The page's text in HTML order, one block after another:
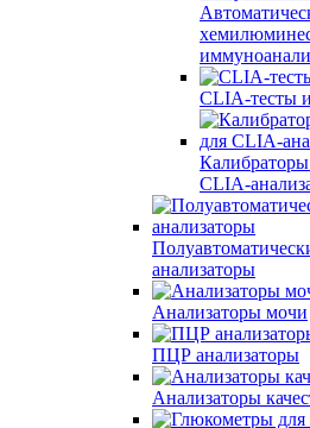
CLIA-тесты
Калибраторы
CLIA-
анализаторы
Анализаторы мочи
ПЦР анализаторы
Анализаторы